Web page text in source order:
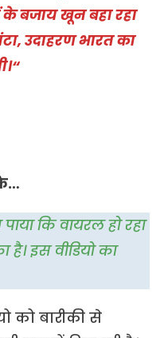
खून बहा रहा
उदाहरण भारत का
कि वायरल हो रहा
है। इस वीडियो का
को बारीकी से